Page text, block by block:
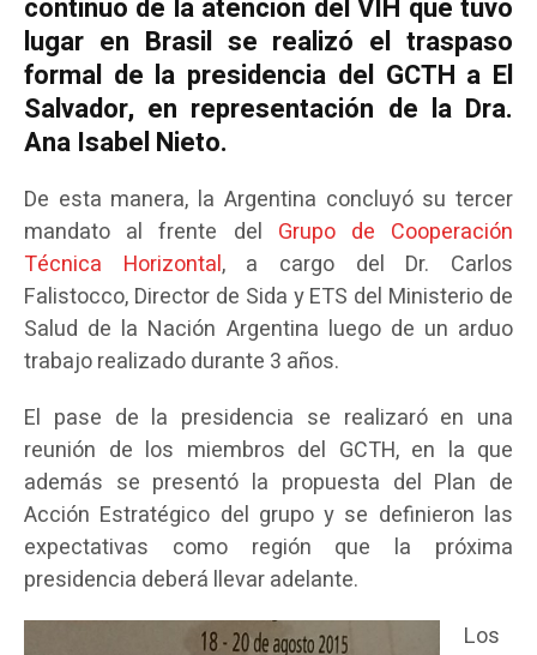
continuo de la atención del VIH que tuvo
lugar en Brasil se realizó el traspaso
formal de la presidencia del GCTH a El
Salvador, en representación de la Dra.
Ana Isabel Nieto.
De esta manera, la Argentina concluyó su tercer
mandato al frente del Grupo de Cooperación
Técnica Horizontal, a cargo del Dr. Carlos
Falistocco, Director de Sida y ETS del Ministerio de
Salud de la Nación Argentina luego de un arduo
trabajo realizado durante 3 años.
El pase de la presidencia se realizaró en una
reunión de los miembros del GCTH, en la que
además se presentó la propuesta del Plan de
Acción Estratégico del grupo y se definieron las
expectativas como región que la próxima
presidencia deberá llevar adelante.
Los